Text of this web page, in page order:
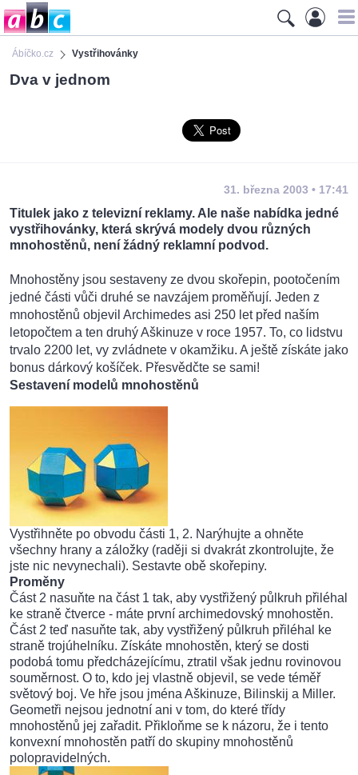
Ábíčko.cz Vystřihovánky
Dva v jednom
31. března 2003 • 17:41
Titulek jako z televizní reklamy. Ale naše nabídka jedné
vystřihovánky, která skrývá modely dvou různých
mnohostěnů, není žádný reklamní podvod.
Mnohostěny jsou sestaveny ze dvou skořepin, pootočením
jedné části vůči druhé se navzájem proměňují. Jeden z
mnohostěnů objevil Archimedes asi 250 let před naším
letopočtem a ten druhý Aškinuze v roce 1957. To, co lidstvu
trvalo 2200 let, vy zvládnete v okamžiku. A ještě získáte jako
bonus dárkový košíček. Přesvědčte se sami!
Sestavení modelů mnohostěnů
Vystřihněte po obvodu části 1, 2. Narýhujte a ohněte
všechny hrany a záložky (raději si dvakrát zkontrolujte, že
jste nic nevynechali). Sestavte obě skořepiny.
Proměny
Část 2 nasuňte na část 1 tak, aby vystřižený půlkruh přiléhal
ke straně čtverce - máte první archimedovský mnohostěn.
Část 2 teď nasuňte tak, aby vystřižený půlkruh přiléhal ke
straně trojúhelníku. Získáte mnohostěn, který se dosti
podobá tomu předcházejícímu, ztratil však jednu rovinovou
souměrnost. O to, kdo jej vlastně objevil, se vede téměř
světový boj. Ve hře jsou jména Aškinuze, Bilinskij a Miller.
Geometři nejsou jednotní ani v tom, do které třídy
mnohostěnů jej zařadit. Přikloňme se k názoru, že i tento
konvexní mnohostěn patří do skupiny mnohostěnů
polopravidelných.